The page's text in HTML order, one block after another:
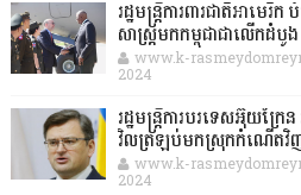
រដ្ឋមន្រ្តីការពារជាតិអាមេរិ
សាស្រ្តមកកម្ពុជាជាលើកដំបូង
www.k-
2024
រដ្ឋមន្ត្រីការបរទេសអ៊ុយក្រ
វិលត្រឡប់មកស្រុកកំណើតវិ
www.k-
2024